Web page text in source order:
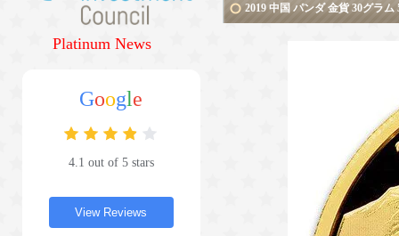
Platinum News
Google
4.1 out of 5 stars
View Reviews
2019 中国 パンダ 金貨 30グラ